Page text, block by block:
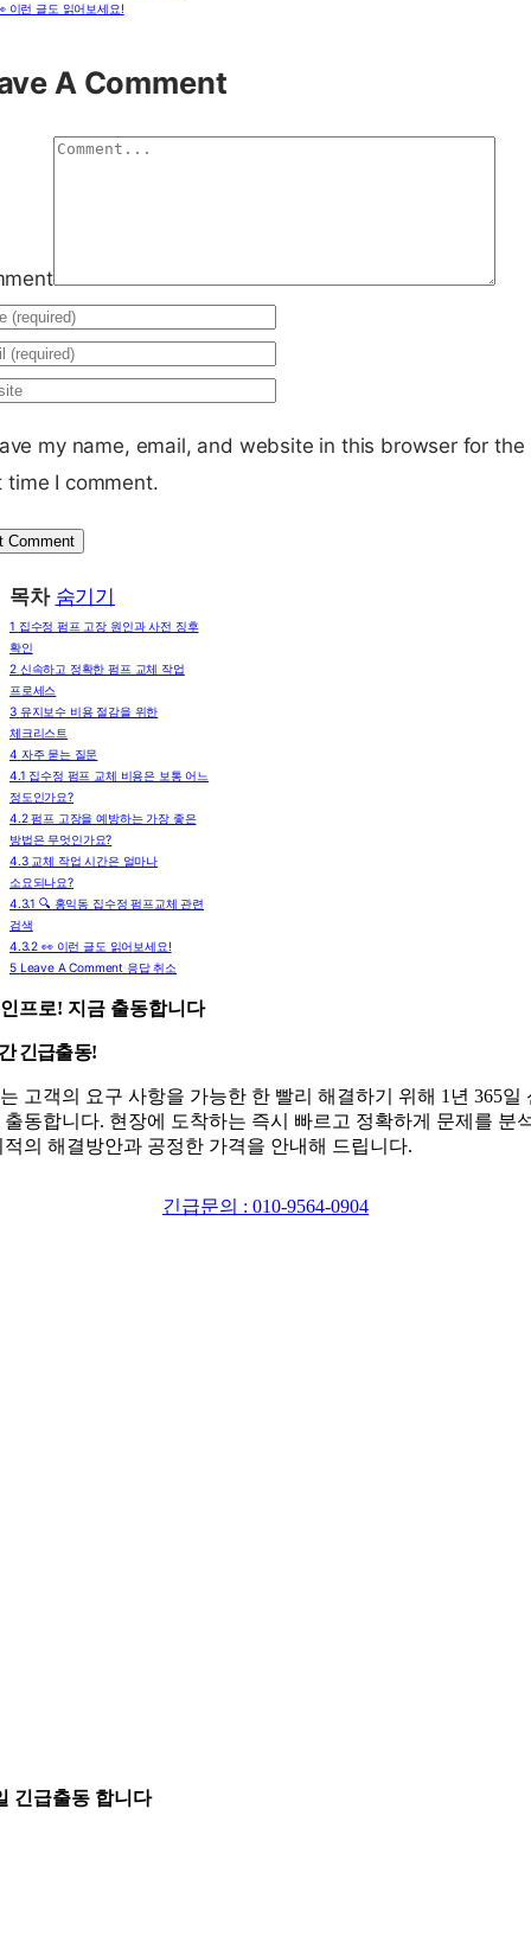
이런 글도 읽어보세요!
A Comment
my name, email, and website in this browser for the
time I comment.
목차 숨기기
1 집수정 펌프 고장 원인과 사전 징후
확인
2 신속하고 정확한 펌프 교체 작업
프로세스
3 유지보수 비용 절감을 위한
체크리스트
4 자주 묻는 질문
4.1 집수정 펌프 교체 비용은 보통 어느
정도인가요?
4.2 펌프 고장을 예방하는 가장 좋은
방법은 무엇인가요?
4.3 교체 작업 시간은 얼마나
소요되나요?
4.3.1 🔍 홍익동 집수정 펌프교체 관련
검색
4.3.2 👀 이런 글도 읽어보세요!
5 Leave A Comment 응답 취소
프로! 지금 출동합니다
긴급출동!
고객의 요구 사항을 가능한 한 빨리 해결하기 위해 1년 365일
출동합니다. 현장에 도착하는 즉시 빠르고 정확하게 문제를 분
적의 해결방안과 공정한 가격을 안내해 드립니다.
긴급문의 : 010-9564-0904
긴급출동 합니다